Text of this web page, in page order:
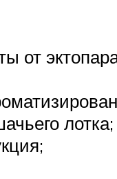
от
лотка;